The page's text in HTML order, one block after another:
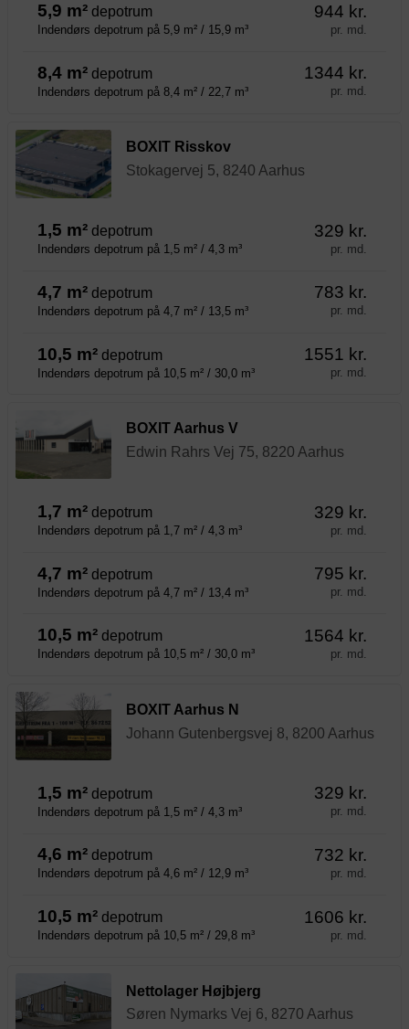
5,9 m² depotrum
Indendørs depotrum på 5,9 m² / 15,9 m³
944 kr.
pr. md.
8,4 m² depotrum
Indendørs depotrum på 8,4 m² / 22,7 m³
1344 kr.
pr. md.
BOXIT Risskov
Stokagervej 5, 8240 Aarhus
1,5 m² depotrum
Indendørs depotrum på 1,5 m² / 4,3 m³
329 kr.
pr. md.
4,7 m² depotrum
Indendørs depotrum på 4,7 m² / 13,5 m³
783 kr.
pr. md.
10,5 m² depotrum
Indendørs depotrum på 10,5 m² / 30,0 m³
1551 kr.
pr. md.
BOXIT Aarhus V
Edwin Rahrs Vej 75, 8220 Aarhus
1,7 m² depotrum
Indendørs depotrum på 1,7 m² / 4,3 m³
329 kr.
pr. md.
4,7 m² depotrum
Indendørs depotrum på 4,7 m² / 13,4 m³
795 kr.
pr. md.
10,5 m² depotrum
Indendørs depotrum på 10,5 m² / 30,0 m³
1564 kr.
pr. md.
BOXIT Aarhus N
Johann Gutenbergsvej 8, 8200 Aarhus
1,5 m² depotrum
Indendørs depotrum på 1,5 m² / 4,3 m³
329 kr.
pr. md.
4,6 m² depotrum
Indendørs depotrum på 4,6 m² / 12,9 m³
732 kr.
pr. md.
10,5 m² depotrum
Indendørs depotrum på 10,5 m² / 29,8 m³
1606 kr.
pr. md.
Nettolager Højbjerg
Søren Nymarks Vej 6, 8270 Aarhus